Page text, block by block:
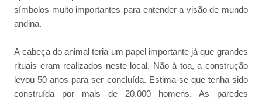
símbolos muito importantes para entender a visão de mundo
andina.
A cabeça do animal teria um papel importante já que grandes
rituais eram realizados neste local. Não à toa, a construção
levou 50 anos para ser concluída. Estima-se que tenha sido
construída por mais de 20.000 homens. As paredes